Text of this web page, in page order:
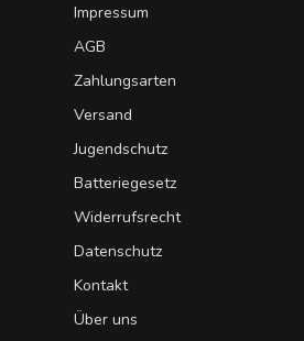
Impressum
AGB
Zahlungsarten
Versand
Jugendschutz
Batteriegesetz
Widerrufsrecht
Datenschutz
Kontakt
Über uns